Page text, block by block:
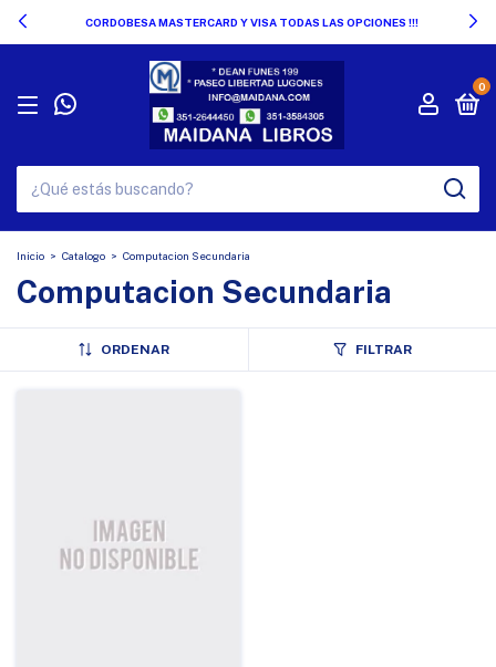
CORDOBESA MASTERCARD Y VISA TODAS LAS OPCIONES !!!
0
Inicio > Catalogo > Computacion Secundaria
Computacion Secundaria
ORDENAR FILTRAR